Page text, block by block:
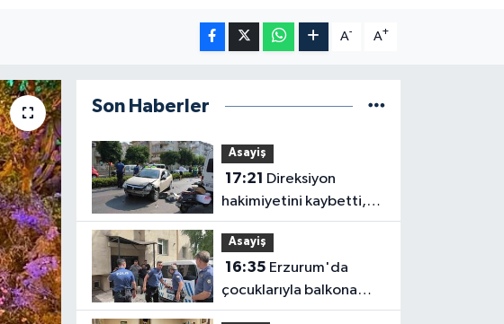
A- A+
Son Haberler
Asayiş
17:21
hakimiyetini kaybetti,
karşı şeritteki otomobile
çarptı
Asayiş
16:35
çocuklarıyla balkona
çıkan uzaklaştırma